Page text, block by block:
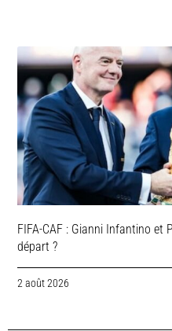
FIFA-CAF : Gianni Infantino et
départ ?
2 août 2026